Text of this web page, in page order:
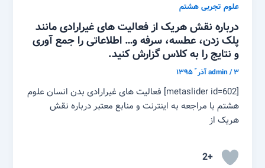
علوم تجربی هشتم
درباره نقش هریک از فعالیت های غیرارادی مانند
پلک زدن، عطسه، سرفه و… اطلاعاتی را جمع آوری
و نتایج را به کلاس گزارش کنید.
admin/۳ آذر ّ ۱۳۹۵
[metaslider id=602] فعالیت های غیرارادی بدن انسان علوم
هشتم با مراجعه به اینترنت و منابع معتبر درباره نقش
هریک از
+2